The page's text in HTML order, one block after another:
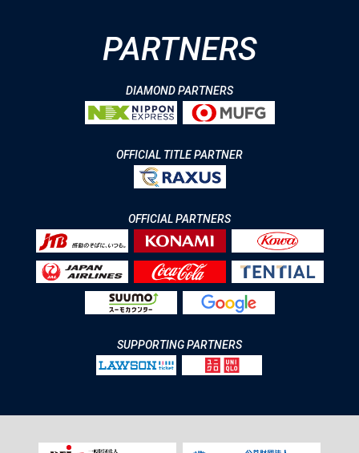
PARTNERS
DIAMOND PARTNERS
OFFICIAL TITLE PARTNER
OFFICIAL PARTNERS
SUPPORTING PARTNERS